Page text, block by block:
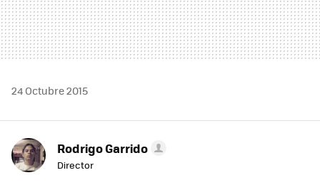
24 Octubre 2015
Rodrigo Garrido
Director